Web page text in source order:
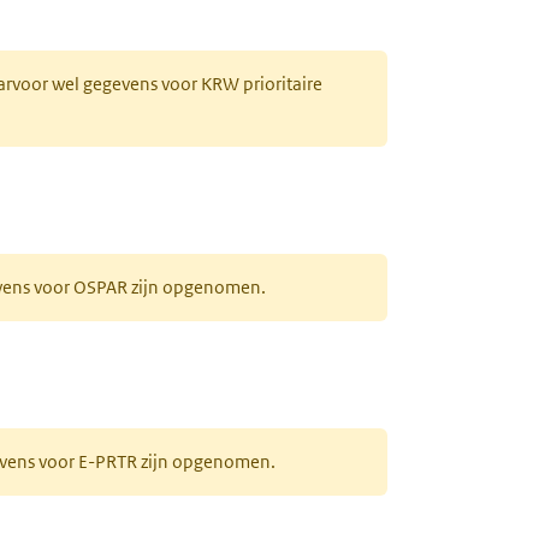
wel gegevens voor KRW prioritaire
voor OSPAR zijn opgenomen.
voor E-PRTR zijn opgenomen.